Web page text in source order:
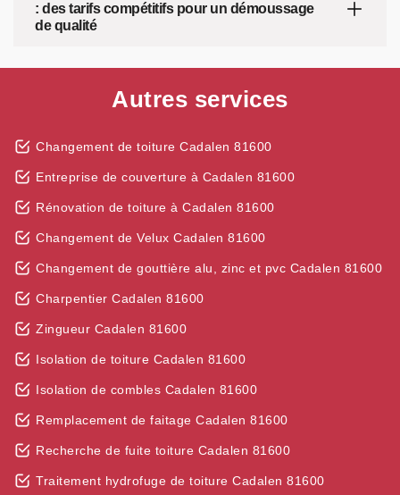
: des tarifs compétitifs pour un démoussage
de qualité
Autres services
Changement de toiture Cadalen 81600
Entreprise de couverture à Cadalen 81600
Rénovation de toiture à Cadalen 81600
Changement de Velux Cadalen 81600
Changement de gouttière alu, zinc et pvc Cadalen 81600
Charpentier Cadalen 81600
Zingueur Cadalen 81600
Isolation de toiture Cadalen 81600
Isolation de combles Cadalen 81600
Remplacement de faitage Cadalen 81600
Recherche de fuite toiture Cadalen 81600
Traitement hydrofuge de toiture Cadalen 81600